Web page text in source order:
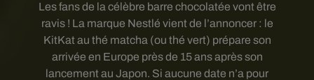
Les fans de la célèbre barre chocolatée vont être
ravis ! La marque Nestlé vient de l’annoncer : le
KitKat au thé matcha (ou thé vert) prépare son
arrivée en Europe près de 15 ans après son
lancement au Japon. Si aucune date n’a pour